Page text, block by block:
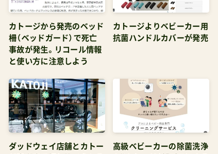
リットが高いのは下記モール内の人気テナントた
ちかAmazon.co.jpになる代表的なモデル2シータ
ーネクスト(二人乗り)下記はいずれもショップレ
ビュー検査済み店舗管理人がお得＆安全と判断し
場店 直営ストア 【楽天市場】XPRICE楽天市場店 シ
ョップ・オブ・ザ・イヤー2017-2021 【楽天市場】ナ
チュラルベビーNaturalBaby ショップ・オブ・ザ・
イヤー2023 Amazon.co.jp prime明日までにお届
け
カトージから発売のベッド
柵（ベッドガード）で死亡
事故が発生。リコール情報
と使い方に注意しよう
カトージよりベビーカー用
抗菌ハンドルカバーが発売
ダッドウェイ店舗とカトー
高級ベビーカーの除菌洗浄